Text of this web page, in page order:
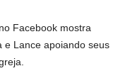
Facebook mostra
e Lance apoiando seus